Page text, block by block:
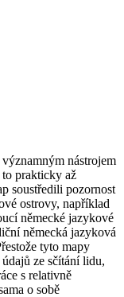
nástrojem
prakticky až
soustředili pozornost
ostrovy, například
německé jazykové
německá jazyková
tyto mapy
ze sčítání lidu,
s relativně
o sobě